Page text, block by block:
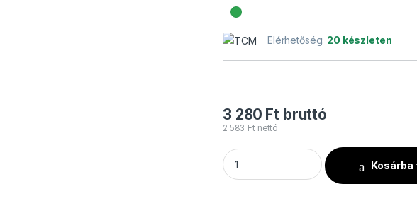
Elérhető
Elérhetőség: 20 készleten
3 280 Ft bruttó
2 583 Ft nettó
TCM FX - Elektromos Ágyú 50cm -